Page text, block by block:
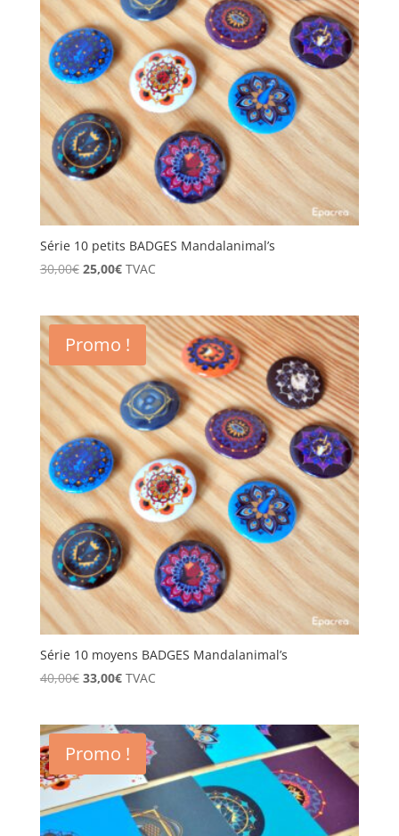
Série 10 petits BADGES Mandalanimal’s
30,00€ Le
était :
30,00€.
25,00€Le
est :
25,00€.
TVAC
Promo !
Série 10 moyens BADGES Mandalanimal’s
40,00€ Le
était :
40,00€.
33,00€Le
est :
33,00€.
TVAC
Promo !